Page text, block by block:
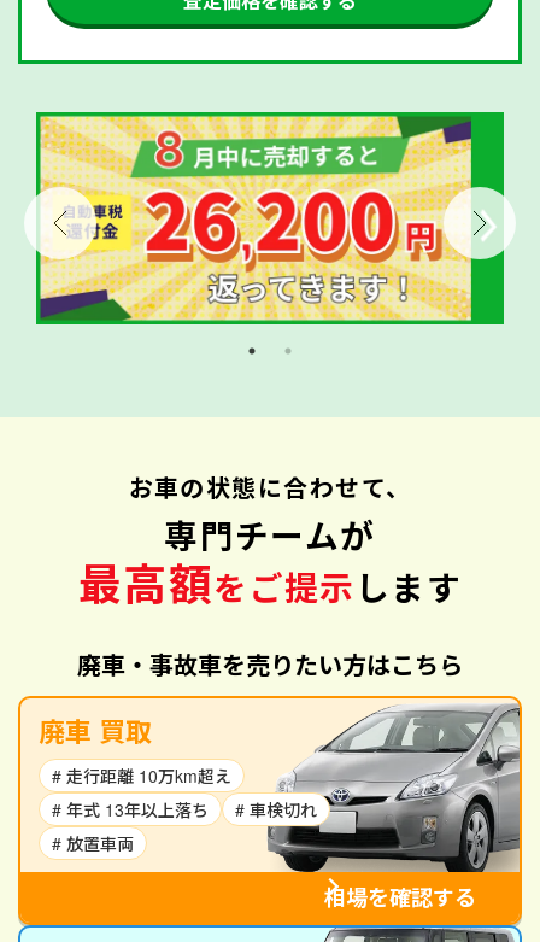
お車の状態に合わせて、
専門チームが
最高額をご提示 します
廃車・事故車を売りたい方はこちら
廃車 買取
# 走行距離 10万km超え
# 年式 13年以上落ち
# 車検切れ
# 放置車両
相場を確認する